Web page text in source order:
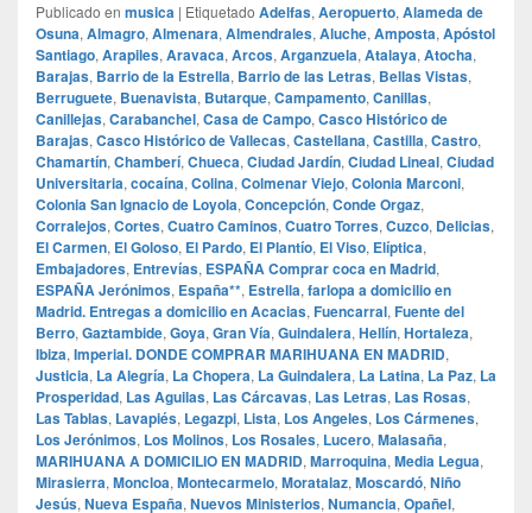
Publicado en musica | Etiquetado Adelfas, Aeropuerto, Alameda de
Osuna, Almagro, Almenara, Almendrales, Aluche, Amposta, Apóstol
Santiago, Arapiles, Aravaca, Arcos, Arganzuela, Atalaya, Atocha,
Barajas, Barrio de la Estrella, Barrio de las Letras, Bellas Vistas,
Berruguete, Buenavista, Butarque, Campamento, Canillas,
Canillejas, Carabanchel, Casa de Campo, Casco Histórico de
Barajas, Casco Histórico de Vallecas, Castellana, Castilla, Castro,
Chamartín, Chamberí, Chueca, Ciudad Jardín, Ciudad Lineal, Ciudad
Universitaria, cocaína, Colina, Colmenar Viejo, Colonia Marconi,
Colonia San Ignacio de Loyola, Concepción, Conde Orgaz,
Corralejos, Cortes, Cuatro Caminos, Cuatro Torres, Cuzco, Delicias,
El Carmen, El Goloso, El Pardo, El Plantío, El Viso, Elíptica,
Embajadores, Entrevías, ESPAÑA Comprar coca en Madrid,
ESPAÑA Jerónimos, España**, Estrella, farlopa a domicilio en
Madrid. Entregas a domicilio en Acacias, Fuencarral, Fuente del
Berro, Gaztambide, Goya, Gran Vía, Guindalera, Hellín, Hortaleza,
Ibiza, Imperial. DONDE COMPRAR MARIHUANA EN MADRID,
Justicia, La Alegría, La Chopera, La Guindalera, La Latina, La Paz, La
Prosperidad, Las Aguilas, Las Cárcavas, Las Letras, Las Rosas,
Las Tablas, Lavapiés, Legazpi, Lista, Los Angeles, Los Cármenes,
Los Jerónimos, Los Molinos, Los Rosales, Lucero, Malasaña,
MARIHUANA A DOMICILIO EN MADRID, Marroquina, Media Legua,
Mirasierra, Moncloa, Montecarmelo, Moratalaz, Moscardó, Niño
Jesús, Nueva España, Nuevos Ministerios, Numancia, Opañel,